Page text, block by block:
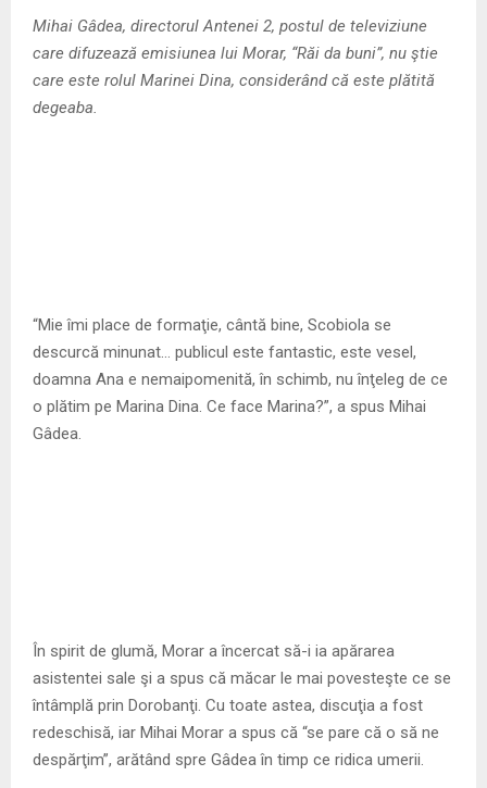
E
N
Mihai Gâdea, directorul Antenei 2, postul de televiziune
care difuzează emisiunea lui Morar, “Răi da buni”, nu ştie
care este rolul Marinei Dina, considerând că este plătită
degeaba.
“Mie îmi place de formaţie, cântă bine, Scobiola se
descurcă minunat… publicul este fantastic, este vesel,
doamna Ana e nemaipomenită, în schimb, nu înţeleg de ce
o plătim pe Marina Dina. Ce face Marina?”, a spus Mihai
Gâdea.
În spirit de glumă, Morar a încercat să-i ia apărarea
asistentei sale şi a spus că măcar le mai povesteşte ce se
întâmplă prin Dorobanţi. Cu toate astea, discuţia a fost
redeschisă, iar Mihai Morar a spus că “se pare că o să ne
despărţim”, arătând spre Gâdea în timp ce ridica umerii.